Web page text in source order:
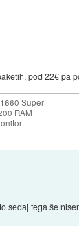
pod 22€ pa
Super
RAM
sedaj tega še